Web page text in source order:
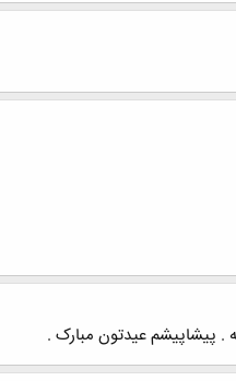
. پیشاپیشم عیدتون مبارک .